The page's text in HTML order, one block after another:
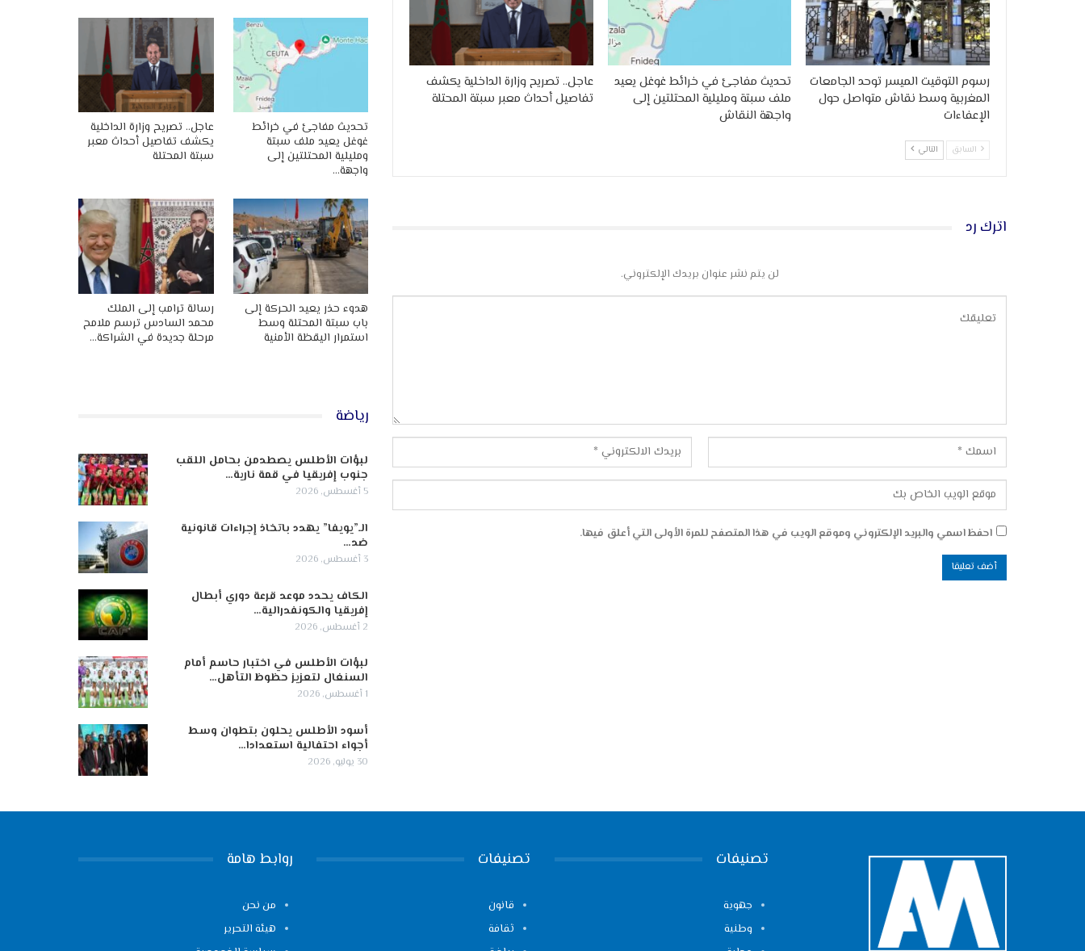
رسوم التوقيت الميسر توحد الجامعات
المغربية وسط نقاش متواصل حول
الإعفاءات
تحديث مفاجئ في خرائط غوغل يعيد
ملف سبتة ومليلية المحتلتين إلى
واجهة النقاش
عاجل.. تصريح وزارة الداخلية يكشف
تفاصيل أحداث معبر سبتة المحتلة
السابق التالي
اترك رد
لن يتم نشر عنوان بريدك الإلكتروني.
احفظ اسمي والبريد الإلكتروني وموقع الويب في هذا المتصفح للمرة الأولى التي أعلق فيها.
تحديث مفاجئ في خرائط
غوغل يعيد ملف سبتة
ومليلية المحتلتين إلى
واجهة…
عاجل.. تصريح وزارة الداخلية
يكشف تفاصيل أحداث معبر
سبتة المحتلة
هدوء حذر يعيد الحركة إلى
باب سبتة المحتلة وسط
استمرار اليقظة الأمنية
رسالة ترامب إلى الملك
محمد السادس ترسم ملامح
مرحلة جديدة في الشراكة…
رياضة
لبؤات الأطلس يصطدمن بحامل اللقب
جنوب إفريقيا في قمة نارية…
5 أغسطس, 2026
الـ”يويفا” يهدد باتخاذ إجراءات قانونية
ضد…
3 أغسطس, 2026
الكاف يحدد موعد قرعة دوري أبطال
إفريقيا والكونفدرالية…
2 أغسطس, 2026
لبؤات الأطلس في اختبار حاسم أمام
السنغال لتعزيز حظوظ التأهل…
1 أغسطس, 2026
أسود الأطلس يحلون بتطوان وسط
أجواء احتفالية استعدادا…
30 يوليو, 2026
تصنيفات
جهوية
وطنية
تصنيفات
قانون
ثقافة
روابط هامة
من نحن
هيئة التحرير